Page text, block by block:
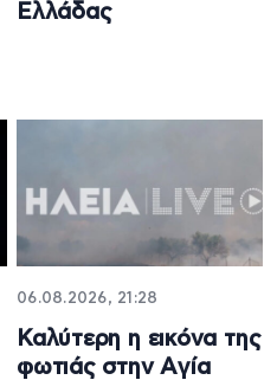
Ελλάδας
06.08.2026, 21:28
Καλύτερη η εικόνα της
φωτιάς στην Aγία